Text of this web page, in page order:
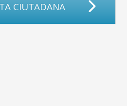
CIUTADANA